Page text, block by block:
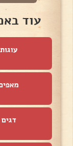
עוד
עוגות
דגים